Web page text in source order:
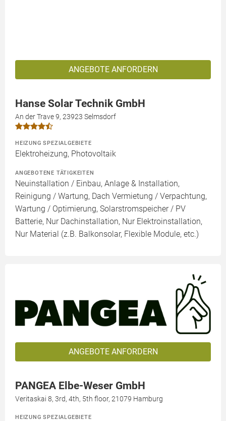
ANGEBOTE ANFORDERN
Hanse Solar Technik GmbH
An der Trave 9, 23923 Selmsdorf
HEIZUNG SPEZIALGEBIETE
Elektroheizung, Photovoltaik
ANGEBOTENE TÄTIGKEITEN
Neuinstallation / Einbau, Anlage & Installation,
Reinigung / Wartung, Dach Vermietung / Verpachtung,
Wartung / Optimierung, Solarstromspeicher / PV
Batterie, Nur Dachinstallation, Nur Elektroinstallation,
Nur Material (z.B. Balkonsolar, Flexible Module, etc.)
ANGEBOTE ANFORDERN
PANGEA Elbe-Weser GmbH
Veritaskai 8, 3rd, 4th, 5th floor, 21079 Hamburg
HEIZUNG SPEZIALGEBIETE